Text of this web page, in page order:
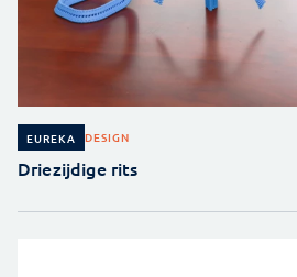
EUREKA DESIGN
Driezijdige rits